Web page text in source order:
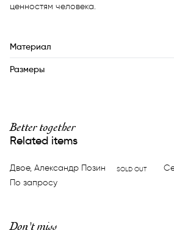
ценностям человека.
Материал
Размеры
Better together
Related items
SOLD OUT
Двое, Александр Позин
По запросу
Don't miss